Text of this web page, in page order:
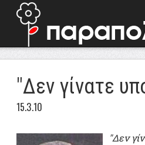
"Δεν γίνατε
15.3.10
"Δεν